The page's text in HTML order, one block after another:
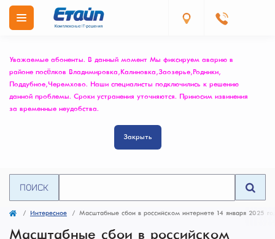
Уважаемые абоненты. В данный момент Мы фиксируем аварию в
районе посёлков Владимировка, Калиновка, Заозерье, Родники,
Поддубное, Черемхово. Наши специалисты подключились к решению
данной проблемы. Сроки устранения уточняются. Приносим извинения
за временные неудобства.
Закрыть
ПОИСК
Интересное Масштабные сбои в российском интернете 14 января 2025
Масштабные сбои в российском